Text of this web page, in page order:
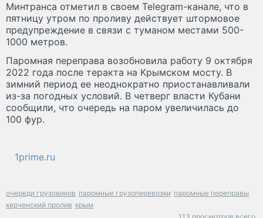
Минтранса отметил в своем Telegram-канале, что в
пятницу утром по проливу действует штормовое
предупреждение в связи с туманом местами 500-
1000 метров.
Паромная переправа возобновила работу 9 октября
2022 года после теракта на Крымском мосту. В
зимний период ее неоднократно приостанавливали
из-за погодных условий. В четверг власти Кубани
сообщили, что очередь на паром увеличилась до
100 фур.
1prime.ru
очереди грузовиков паромные грузоперевозки паромные переправы
керченский пролив крым